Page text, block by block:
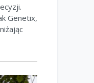
Genetix,